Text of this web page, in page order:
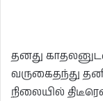
தனது
வருகைதந்து
நிலையில்